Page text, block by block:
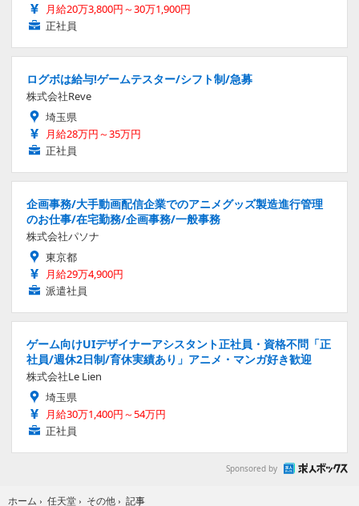
月給20万3,800円～30万1,900円
正社員
ログボは給与!ゲームテスター/シフト制/急募
株式会社Reve
埼玉県
月給28万円～35万円
正社員
企画事務/大手動画配信企業でのアニメグッズ製造進行管理
のお仕事/在宅勤務/企画事務/一般事務
株式会社パソナ
東京都
月給29万4,900円
派遣社員
ゲーム向けUIデザイナーアシスタント正社員・資格不問「正
社員/週休2日制/育休実績あり」アニメ・マンガ好き歓迎
株式会社Le Lien
埼玉県
月給30万1,400円～54万円
正社員
Sponsored by
ホーム › 任天堂 › その他 › 記事